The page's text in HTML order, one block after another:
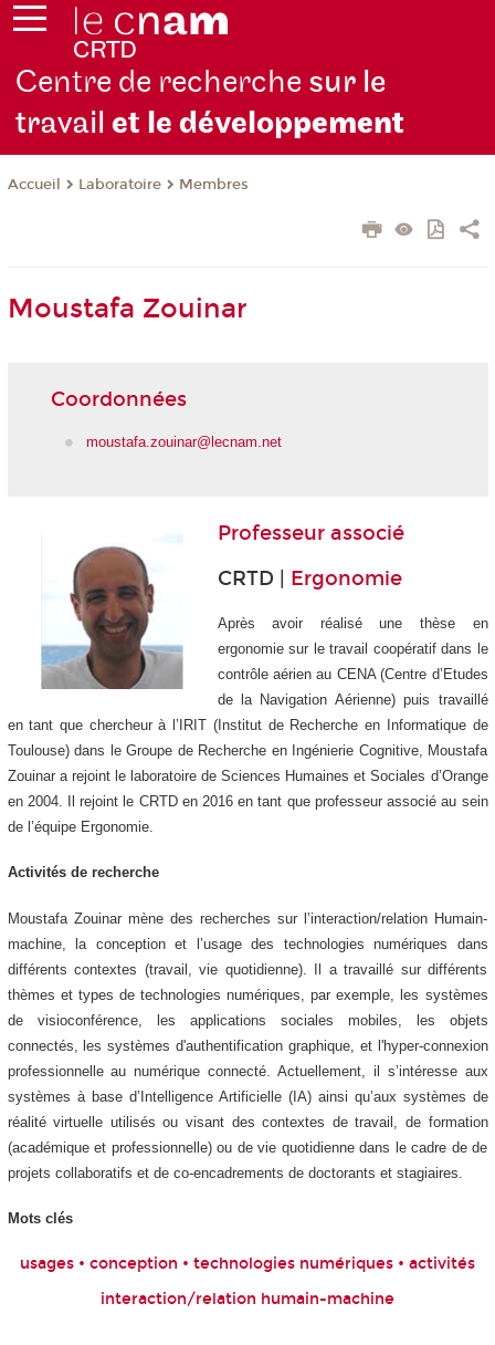
Centre de recherche sur le
travailet le développement
Accueil Laboratoire Membres
Moustafa Zouinar
Coordonnées
moustafa.zouinar@lecnam.net
Professeur associé
CRTD | Ergonomie
Après avoir réalisé une thèse en
ergonomie sur le travail coopératif dans le
contrôle aérien au CENA (Centre d’Etudes
de la Navigation Aérienne) puis travaillé
en tant que chercheur à l’IRIT (Institut de Recherche en Informatique de
Toulouse) dans le Groupe de Recherche en Ingénierie Cognitive, Moustafa
Zouinar a rejoint le laboratoire de Sciences Humaines et Sociales d’Orange
en 2004. Il rejoint le CRTD en 2016 en tant que professeur associé au sein
de l’équipe Ergonomie.
Activités de recherche
Moustafa Zouinar mène des recherches sur l’interaction/relation Humain-
machine, la conception et l’usage des technologies numériques dans
différents contextes (travail, vie quotidienne). Il a travaillé sur différents
thèmes et types de technologies numériques, par exemple, les systèmes
de visioconférence, les applications sociales mobiles, les objets
connectés, les systèmes d'authentification graphique, et l'hyper-connexion
professionnelle au numérique connecté. Actuellement, il s’intéresse aux
systèmes à base d’Intelligence Artificielle (IA) ainsi qu’aux systèmes de
réalité virtuelle utilisés ou visant des contextes de travail, de formation
(académique et professionnelle) ou de vie quotidienne dans le cadre de de
projets collaboratifs et de co-encadrements de doctorants et stagiaires.
Mots clés
usages • conception • technologies numériques • activités
interaction/relation humain-machine